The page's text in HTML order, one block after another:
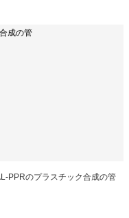
成の管
PPRのプラスチック合成の管